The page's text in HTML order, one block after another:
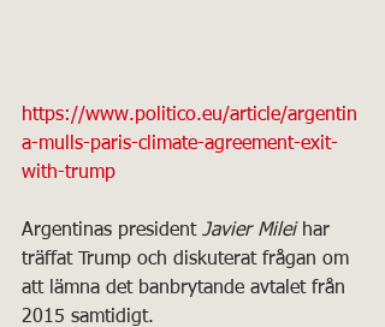
https://www.politico.eu/article/argentin
a-mulls-paris-climate-agreement-exit-
with-trump
Argentinas president Javier Milei har
träffat Trump och diskuterat frågan om
att lämna det banbrytande avtalet från
2015 samtidigt.